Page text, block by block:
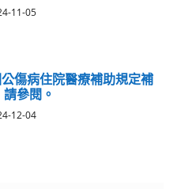
11-05
傷病住院醫療補助規定補
參閱。
12-04